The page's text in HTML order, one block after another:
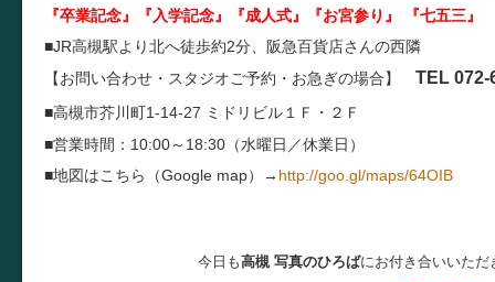
『卒業記念』『入学記念』『成人式』『お宮参り』 『七五三』
■JR高槻駅より北へ徒歩約2分、阪急百貨店さんの西隣
【お問い合わせ・スタジオご予約・お急ぎの場合】 TEL 072-
■高槻市芥川町1-14-27 ミドリビル１Ｆ・２Ｆ
■営業時間：10:00～18:30（水曜日／休業日）
■地図はこちら（Google map）→ http://goo.gl/maps/64OIB
今日も高槻 写真のひろばにお付き合いいただ